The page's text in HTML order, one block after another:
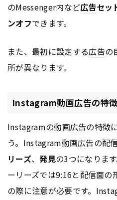
のMessenger内など広告セッ
ンオフできます。
また、最初に設定する広告の
所が異なります。
Instagram動画広告の特徴
Instagramの動画広告の特徴
う。Instagram動画広告の配
リーズ、発見の3つになりま
ーリーズでは9:16と配信面の
の際に注意が必要です。